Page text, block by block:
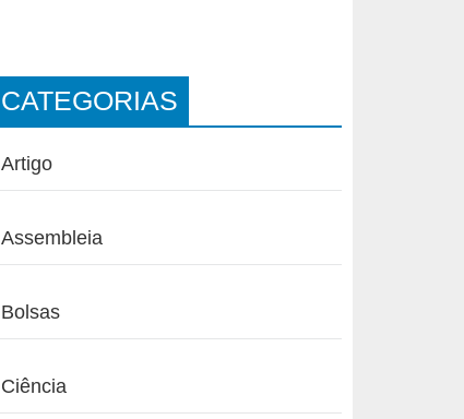
CATEGORIAS
Artigo
Assembleia
Bolsas
Ciência